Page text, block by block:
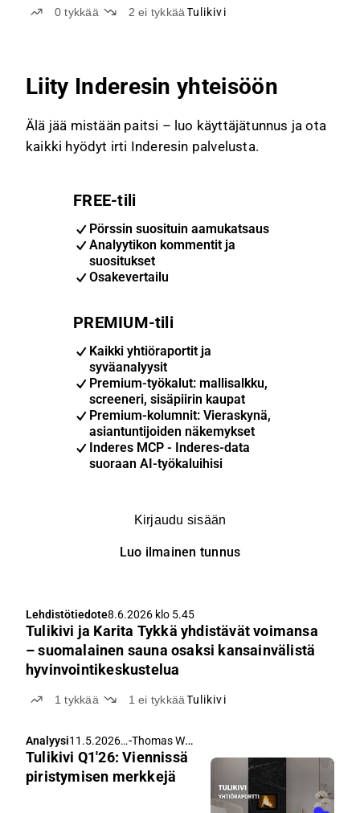
0tykkää 2ei tykkää Tulikivi
Liity Inderesin yhteisöön
Älä jää mistään paitsi – luo käyttäjätunnus ja ota
kaikki hyödyt irti Inderesin palvelusta.
FREE-tili
Pörssin suosituin aamukatsaus
Analyytikon kommentit ja
suositukset
Osakevertailu
PREMIUM-tili
Kaikki yhtiöraportit ja
syväanalyysit
Premium-työkalut: mallisalkku,
screeneri, sisäpiirin kaupat
Premium-kolumnit: Vieraskynä,
asiantuntijoiden näkemykset
Inderes MCP - Inderes-data
suoraan AI-työkaluihisi
Kirjaudu sisään
Luo ilmainen tunnus
Lehdistötiedote8.6.2026 klo 5.45
Tulikivi ja Karita Tykkä yhdistävät voimansa
– suomalainen sauna osaksi kansainvälistä
hyvinvointikeskustelua
1tykkää 1ei tykkää Tulikivi
Analyysi11.5.2026
klo 5.34
- Thomas Westerholm
Tulikivi Q1'26: Viennissä
piristymisen merkkejä